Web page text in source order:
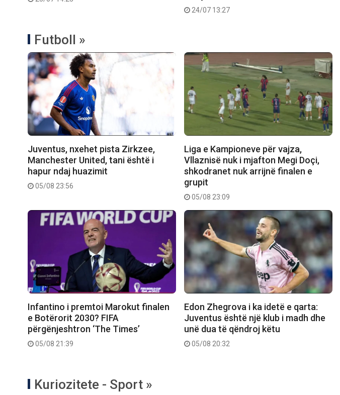
24/07 13:27
Futboll »
Juventus, nxehet pista Zirkzee,
Manchester United, tani është i
hapur ndaj huazimit
05/08 23:56
Liga e Kampioneve për vajza,
Vllaznisë nuk i mjafton Megi Doçi,
shkodranet nuk arrijnë finalen e
grupit
05/08 23:09
Infantino i premtoi Marokut finalen
e Botërorit 2030? FIFA
përgënjeshtron ‘The Times’
05/08 21:39
Edon Zhegrova i ka idetë e qarta:
Juventus është një klub i madh dhe
unë dua të qëndroj këtu
05/08 20:32
Kuriozitete - Sport »